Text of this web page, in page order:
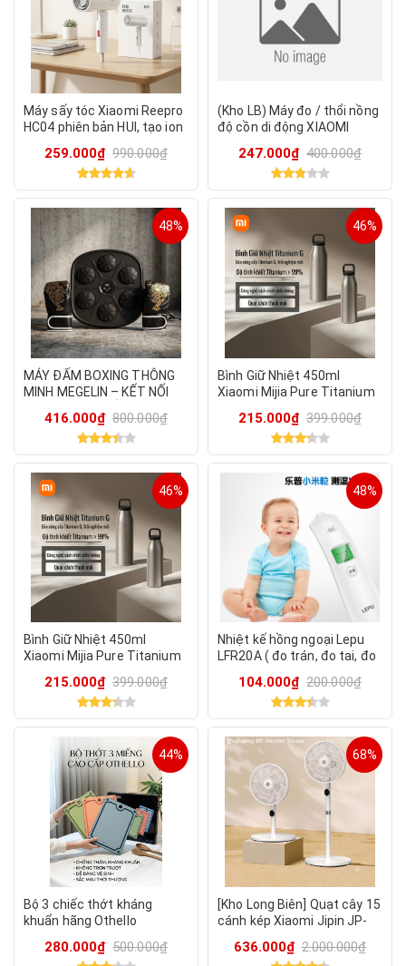
Máy sấy tóc Xiaomi Reepro
HC04 phiên bản HUI, tạo ion
259.000₫ 990.000₫
(Kho LB) Máy đo / thổi nồng
độ cồn di động XIAOMI
247.000₫ 400.000₫
48%
MÁY ĐẤM BOXING THÔNG
MINH MEGELIN – KẾT NỐI
CHẮC CHẮN - MÀU ĐEN
,TẶNG GĂNG
416.000₫ 800.000₫
46%
Bình Giữ Nhiệt 450ml
Xiaomi Mijia Pure Titanium
bền & an toàn .
215.000₫ 399.000₫
46%
Bình Giữ Nhiệt 450ml
Xiaomi Mijia Pure Titanium
bền & an toàn .
215.000₫ 399.000₫
48%
Nhiệt kế hồng ngoại Lepu
LFR20A ( đo trán, đo tai, đo
104.000₫ 200.000₫
44%
Bộ 3 chiếc thớt kháng
khuẩn hãng Othello
280.000₫ 500.000₫
68%
[Kho Long Biên] Quạt cây 15
cánh kép Xiaomi Jipin JP-
636.000₫ 2.000.000₫